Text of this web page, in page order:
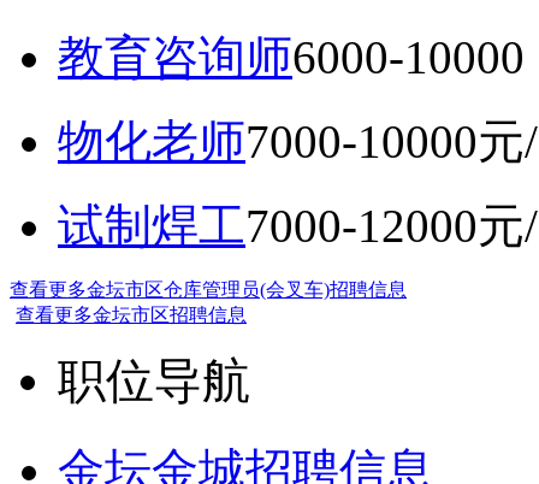
教育咨询师6000-
物化老师7000-10000元
试制焊工7000-12000元
查看更多金坛市区仓库管理员(会叉车)招聘信息
查看更多金坛市区招聘信息
职位导航
金坛金城招聘信息